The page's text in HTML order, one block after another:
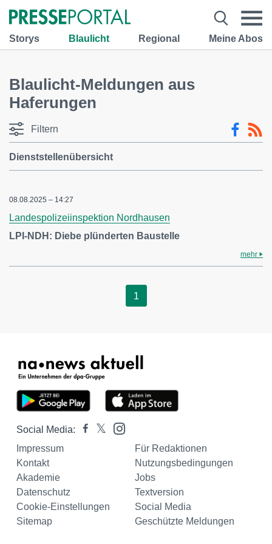
Storys Blaulicht Regional Meine Abos
Blaulicht-Meldungen aus
Haferungen
Filtern
Dienststellenübersicht
08.08.2025 – 14:27
Landespolizeiinspektion Nordhausen
LPI-NDH: Diebe plünderten Baustelle
mehr
1
Social Media:
Impressum
Für Redaktionen
Kontakt
Nutzungsbedingungen
Akademie
Jobs
Datenschutz
Textversion
Cookie-Einstellungen
Social Media
Sitemap
Geschützte Meldungen